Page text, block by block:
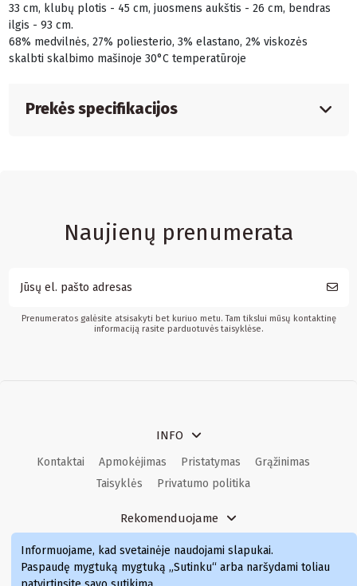
33 cm, klubų plotis - 45 cm, juosmens aukštis - 26 cm, bendras
ilgis - 93 cm.
68% medvilnės, 27% poliesterio, 3% elastano, 2% viskozės
skalbti skalbimo mašinoje 30°C temperatūroje
Prekės specifikacijos
Naujienų prenumerata
Prenumeratos galėsite atsisakyti bet kuriuo metu. Tam tikslui mūsų kontaktinę
informaciją rasite parduotuvės taisyklėse.
INFO
Kontaktai Apmokėjimas Pristatymas
Grąžinimas
Taisyklės
Privatumo politika
Rekomenduojame
Kvepalai Kvepalai moterims
Kvepalai vyrams
Kvepalai moterims
Kvepalai
Informuojame, kad svetainėje naudojami slapukai.
Paspaudę mygtuką mygtuką „Sutinku“ arba naršydami toliau